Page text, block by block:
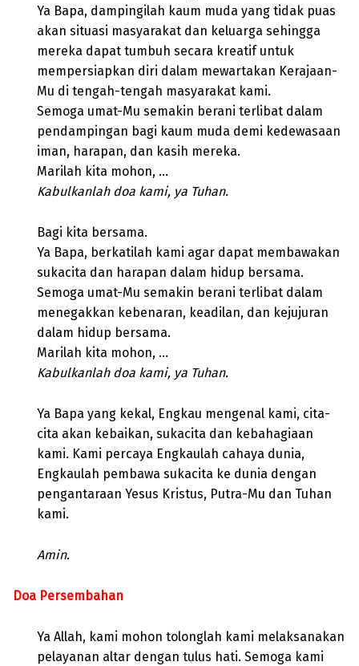
Ya Bapa, dampingilah kaum muda yang tidak puas
akan situasi masyarakat dan keluarga sehingga
mereka dapat tumbuh secara kreatif untuk
mempersiapkan diri dalam mewartakan Kerajaan-
Mu di tengah-tengah masyarakat kami.
Semoga umat-Mu semakin berani terlibat dalam
pendampingan bagi kaum muda demi kedewasaan
iman, harapan, dan kasih mereka.
Marilah kita mohon, …
Kabulkanlah doa kami, ya Tuhan.
Bagi kita bersama.
Ya Bapa, berkatilah kami agar dapat membawakan
sukacita dan harapan dalam hidup bersama.
Semoga umat-Mu semakin berani terlibat dalam
menegakkan kebenaran, keadilan, dan kejujuran
dalam hidup bersama.
Marilah kita mohon, …
Kabulkanlah doa kami, ya Tuhan.
Ya Bapa yang kekal, Engkau mengenal kami, cita-
cita akan kebaikan, sukacita dan kebahagiaan
kami. Kami percaya Engkaulah cahaya dunia,
Engkaulah pembawa sukacita ke dunia dengan
pengantaraan Yesus Kristus, Putra-Mu dan Tuhan
kami.
Amin.
Doa Persembahan
Ya Allah, kami mohon tolonglah kami melaksanakan
pelayanan altar dengan tulus hati. Semoga kami